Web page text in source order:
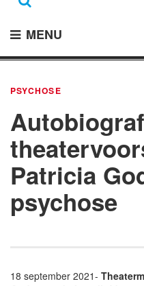
MENU
PSYCHOSE
Patricia
psychose
18 september 2021-